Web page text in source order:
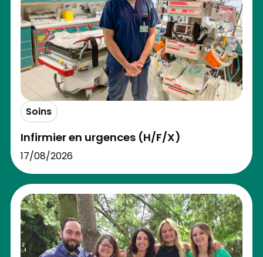
Soins
Infirmier en urgences (H/F/X)
17/08/2026